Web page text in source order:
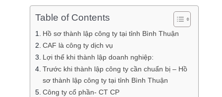
Table of Contents
Hồ sơ thành lập công ty tại tỉnh Bình Thuận
CAF là công ty dịch vụ
Lợi thế khi thành lập doanh nghiệp:
Trước khi thành lập công ty cần chuẩn bị – Hồ
sơ thành lập công ty tại tỉnh Bình Thuận
Công ty cổ phần- CT CP